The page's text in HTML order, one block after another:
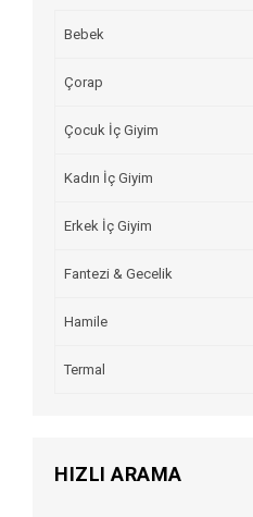
Bebek
Çorap
Çocuk İç Giyim
Kadın İç Giyim
Erkek İç Giyim
Fantezi & Gecelik
Hamile
Termal
HIZLI ARAMA